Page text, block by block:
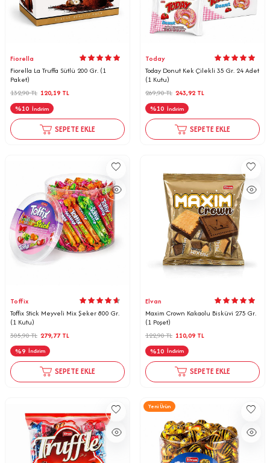
Fiorella
Fiorella La Truffa Sütlü 200 Gr. (1
Paket)
132,90TL 120,19 TL
%10 İndirim
SEPETE EKLE
Today
Today Donut Kek Çilekli 35 Gr. 24 Adet
(1 Kutu)
269,90TL 243,92 TL
%10 İndirim
SEPETE EKLE
Toffix
Toffix Stick Meyveli Mix Şeker 800 Gr.
(1 Kutu)
305,90TL 279,77TL
%9 İndirim
SEPETE EKLE
Elvan
Maxim Crown Kakaolu Bisküvi 275 Gr.
(1 Poşet)
122,90TL 110,09 TL
%10 İndirim
SEPETE EKLE
Yeni Ürün